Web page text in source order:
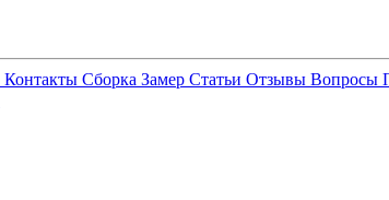
Контакты Сборка Замер Статьи Отзывы Вопросы